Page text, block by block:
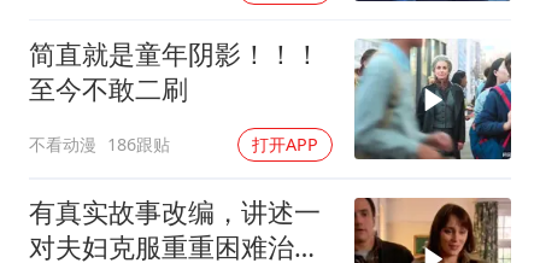
简直就是童年阴影！！！
至今不敢二刷
不看动漫 186跟贴 打开APP
有真实故事改编，讲述一
对夫妇克服重重困难治疗